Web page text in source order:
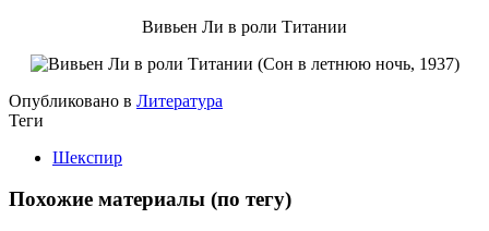
Вивьен Ли в роли Титании
Опубликовано в Литература
Теги
Шекспир
Похожие материалы (по тегу)